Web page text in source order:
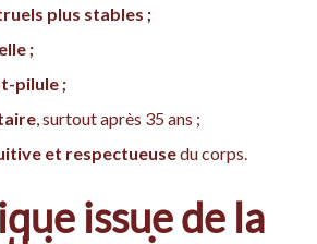
plus stables ;
;
pilule ;
, surtout après 35 ans ;
et respectueusedu corps.
issue de la